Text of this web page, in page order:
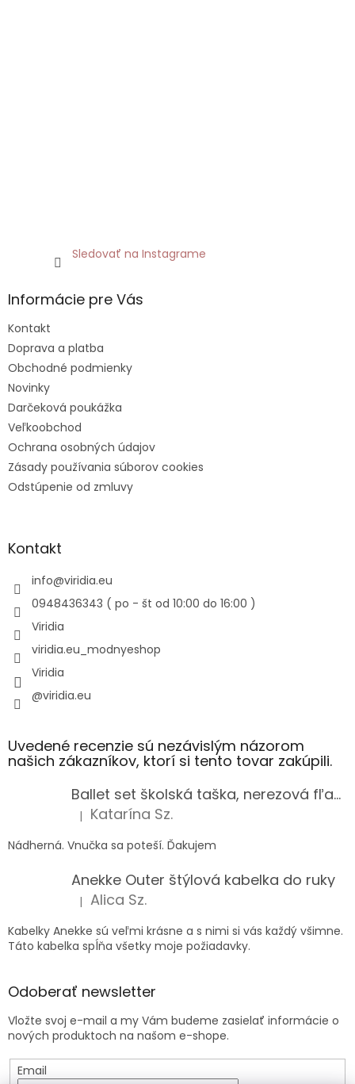
Sledovať na Instagrame
Informácie pre Vás
Kontakt
Doprava a platba
Obchodné podmienky
Novinky
Darčeková poukážka
Veľkoobchod
Ochrana osobných údajov
Zásady používania súborov cookies
Odstúpenie od zmluvy
Kontakt
info@viridia.eu
0948436343 ( po - št od 10:00 do 16:00 )
Viridia
viridia.eu_modnyeshop
Viridia
@viridia.eu
Uvedené recenzie sú nezávislým názorom
našich zákazníkov, ktorí si tento tovar zakúpili.
Ballet set školská taška, nerezová fľaša a plný peračník s motívom baletky pre dievča
Hodnotenie produktu je 5 z 5 hviezdičiek.
| Katarína Sz.
Nádherná. Vnučka sa poteší. Ďakujem
Anekke Outer štýlová kabelka do ruky
Hodnotenie produktu je 5 z 5 hviezdičiek.
| Alica Sz.
Kabelky Anekke sú veľmi krásne a s nimi si vás každý všimne.
Táto kabelka spĺňa všetky moje požiadavky.
Odoberať newsletter
Vložte svoj e-mail a my Vám budeme zasielať informácie o
nových produktoch na našom e-shope.
Email